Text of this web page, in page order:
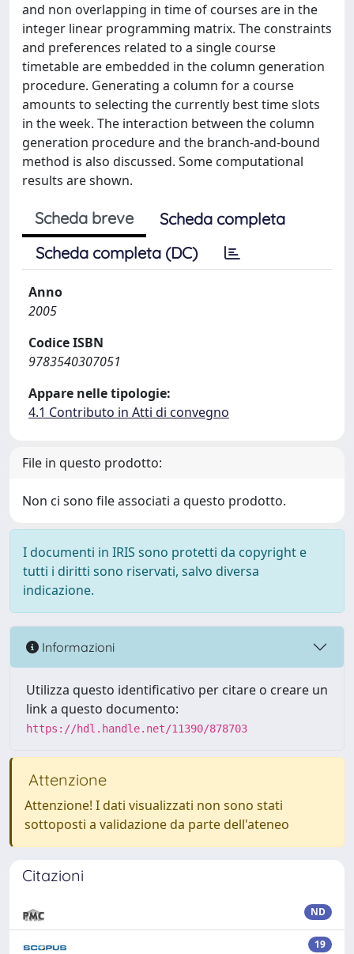
and non overlapping in time of courses are in the
integer linear programming matrix. The constraints
and preferences related to a single course
timetable are embedded in the column generation
procedure. Generating a column for a course
amounts to selecting the currently best time slots
in the week. The interaction between the column
generation procedure and the branch-and-bound
method is also discussed. Some computational
results are shown.
Scheda breve
Scheda completa
Scheda completa (DC)
Anno
2005
Codice ISBN
9783540307051
Appare nelle tipologie:
4.1 Contributo in Atti di convegno
File in questo prodotto:
Non ci sono file associati a questo prodotto.
I documenti in IRIS sono protetti da copyright e
tutti i diritti sono riservati, salvo diversa
indicazione.
Informazioni
Utilizza questo identificativo per citare o creare un
link a questo documento:
https://hdl.handle.net/11390/878703
Attenzione
Attenzione! I dati visualizzati non sono stati
sottoposti a validazione da parte dell'ateneo
Citazioni
ND
19